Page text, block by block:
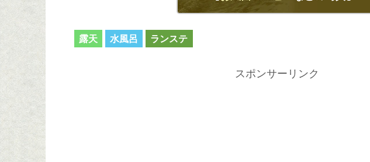
露天 水風呂 ランステ
スポンサーリンク